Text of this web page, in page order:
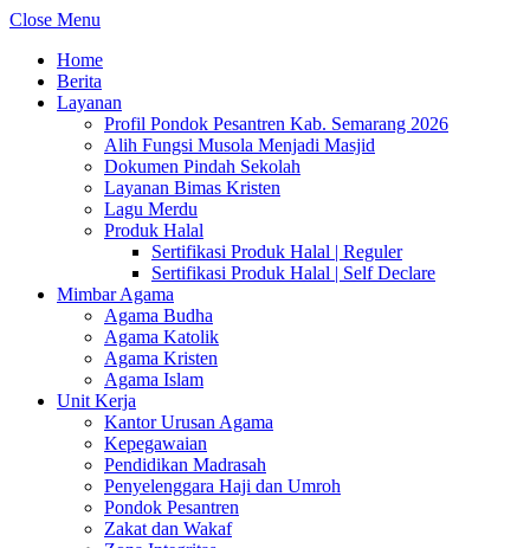
Close Menu
Home
Berita
Layanan
Profil Pondok Pesantren Kab. Semarang 2026
Alih Fungsi Musola Menjadi Masjid
Dokumen Pindah Sekolah
Layanan Bimas Kristen
Lagu Merdu
Produk Halal
Sertifikasi Produk Halal | Reguler
Sertifikasi Produk Halal | Self Declare
Mimbar Agama
Agama Budha
Agama Katolik
Agama Kristen
Agama Islam
Unit Kerja
Kantor Urusan Agama
Kepegawaian
Pendidikan Madrasah
Penyelenggara Haji dan Umroh
Pondok Pesantren
Zakat dan Wakaf